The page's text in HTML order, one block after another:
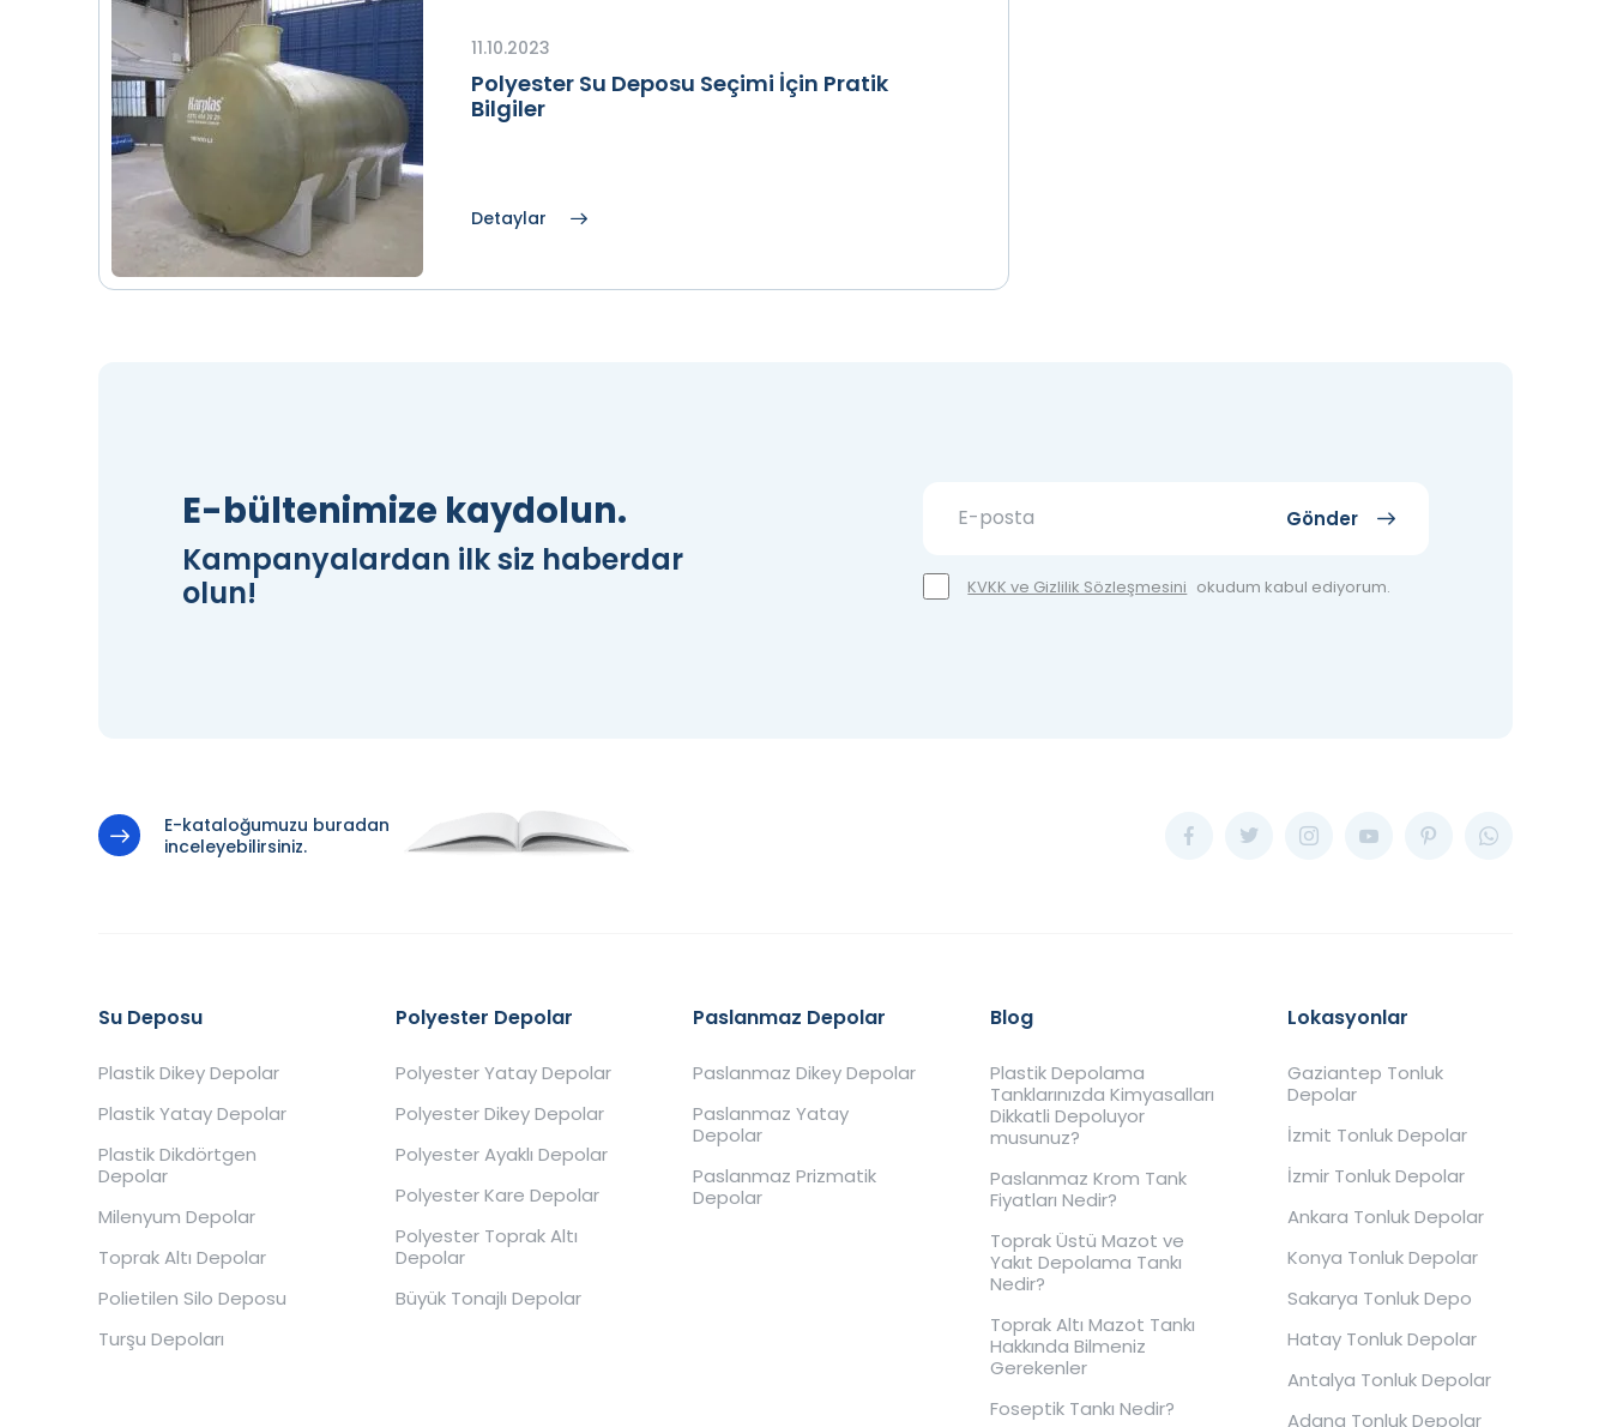
11.10.2023
Polyester Su Deposu Seçimi İçin Pratik
Bilgiler
Detaylar
E-bültenimize kaydolun.
Kampanyalardan ilk siz haberdar
olun!
Gönder
KVKK ve Gizlilik Sözleşmesini okudum kabul ediyorum.
E-kataloğumuzu buradan
inceleyebilirsiniz.
Su Deposu
Plastik Dikey Depolar
Plastik Yatay Depolar
Plastik Dikdörtgen
Depolar
Milenyum Depolar
Toprak Altı Depolar
Polietilen Silo Deposu
Turşu Depoları
Polyester Depolar
Polyester Yatay Depolar
Polyester Dikey Depolar
Polyester Ayaklı Depolar
Polyester Kare Depolar
Polyester Toprak Altı
Depolar
Büyük Tonajlı Depolar
Paslanmaz Depolar
Paslanmaz Dikey Depolar
Paslanmaz Yatay
Depolar
Paslanmaz Prizmatik
Depolar
Blog
Plastik Depolama
Tanklarınızda Kimyasalları
Dikkatli Depoluyor
musunuz?
Paslanmaz Krom Tank
Fiyatları Nedir?
Toprak Üstü Mazot ve
Yakıt Depolama Tankı
Nedir?
Toprak Altı Mazot Tankı
Hakkında Bilmeniz
Gerekenler
Foseptik Tankı Nedir?
Lokasyonlar
Gaziantep Tonluk
Depolar
İzmit Tonluk Depolar
İzmir Tonluk Depolar
Ankara Tonluk Depolar
Konya Tonluk Depolar
Sakarya Tonluk Depo
Hatay Tonluk Depolar
Antalya Tonluk Depolar
Adana Tonluk Depolar